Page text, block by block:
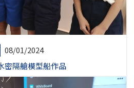
08/01/2024
密隔艙模型船作品